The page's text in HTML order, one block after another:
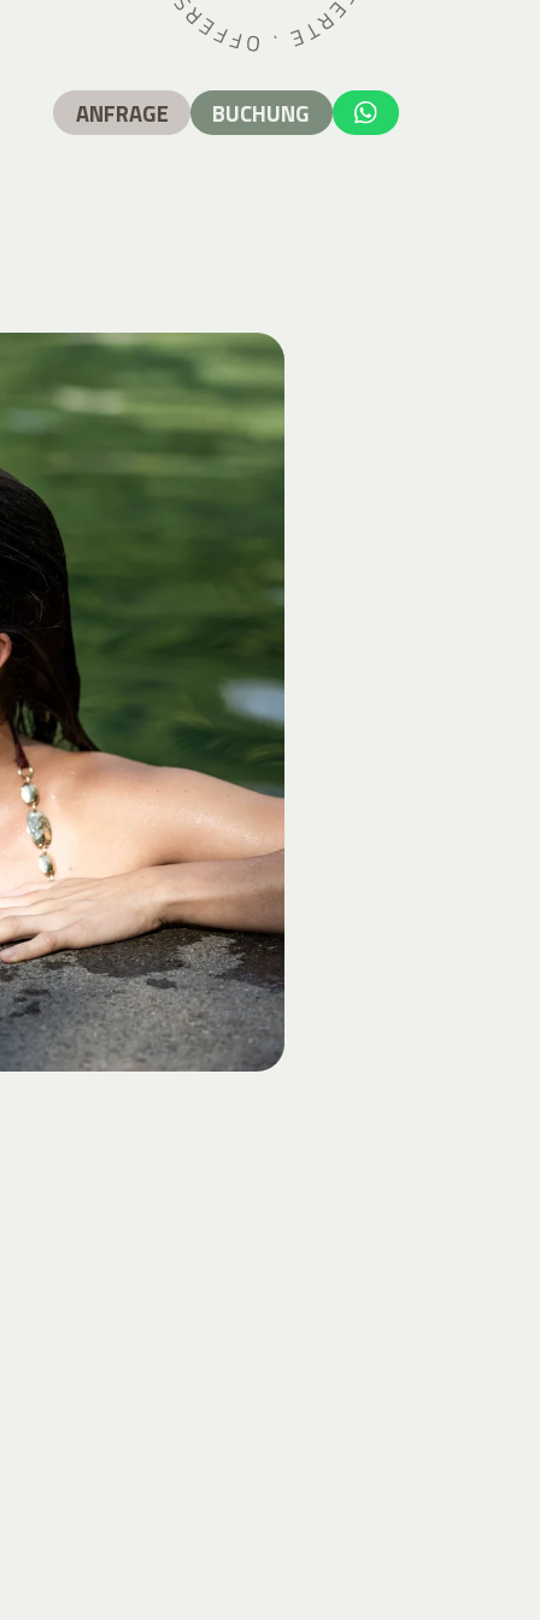
ANFRAGE BUCHUNG